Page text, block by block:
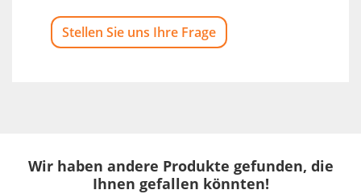
Stellen Sie uns Ihre Frage
Wir haben andere Produkte gefunden, die
Ihnen gefallen könnten!